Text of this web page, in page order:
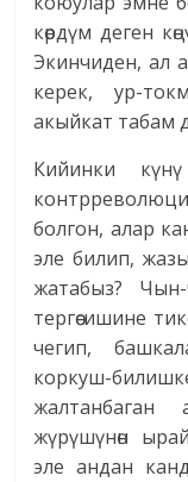
көрдүм деген
Экинчиден, ал
керек, ур-
акыйкат табам
Кийинки
болгон, алар
эле билип,
жатабыз?
тергөө ишине
чегип,
коркуш-
жалтанбаган
жүрүшүнөн
эле андан